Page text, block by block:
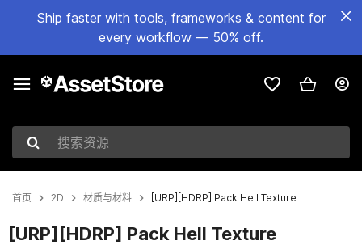
Ship faster with tools, frameworks & content for
every workflow — 50% off.
搜索资源
首页 2D 材质与材料 [URP][HDRP] Pack Hell Texture
[URP][HDRP] Pack Hell Texture